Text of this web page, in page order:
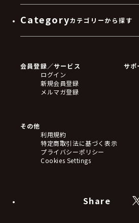
Categoryカテゴリーから探す
フィギュア
アクリルスタンド
バッジ
キーホルダー・ストラップ
ステッカー・シール・カード
タペストリー・ポスター
アームサポーター
ブレードホルダー
食品・飲料品
会員登録／サービス
ログイン
新規会員登録
メルマガ登録
サポ
その他
利用規約
特定商取引法に基づく表示
プライバシーポリシー
Cookies Settings
Share